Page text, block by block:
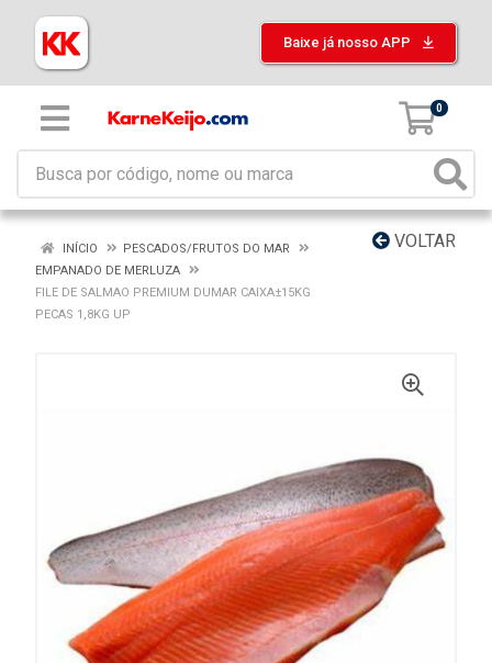
Baixe já nosso APP
0
VOLTAR
INÍCIO
PESCADOS/FRUTOS DO MAR
EMPANADO DE MERLUZA
FILE DE SALMAO PREMIUM DUMAR CAIXA±15KG
PECAS 1,8KG UP